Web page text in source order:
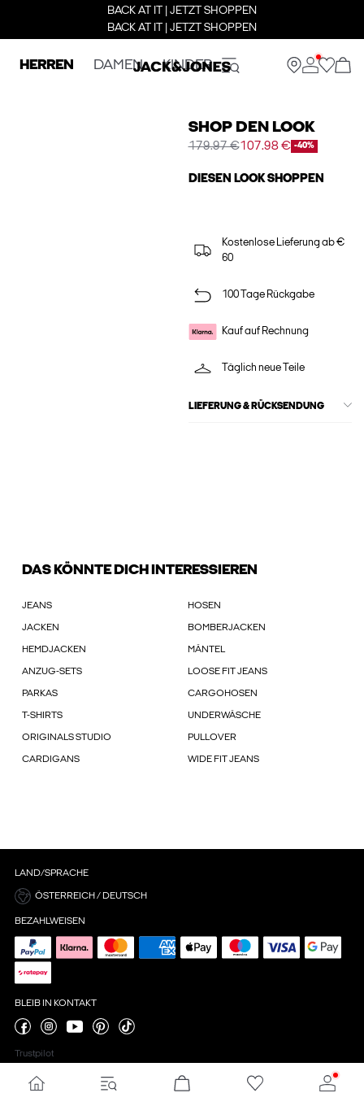
BACK AT IT | JETZT SHOPPEN
BACK AT IT | JETZT SHOPPEN
HERREN DAMEN KINDER
SHOP DEN LOOK
179.97 €107.98 € -40%
DIESEN LOOK SHOPPEN
Kostenlose Lieferung ab €
60
100 Tage Rückgabe
Kauf auf Rechnung
Täglich neue Teile
LIEFERUNG & RÜCKSENDUNG
DAS KÖNNTE DICH INTERESSIEREN
JEANS HOSEN
JACKEN BOMBERJACKEN
HEMDJACKEN MÄNTEL
ANZUG-SETS LOOSE FIT JEANS
PARKAS CARGOHOSEN
T-SHIRTS UNDERWÄSCHE
ORIGINALS STUDIO PULLOVER
CARDIGANS WIDE FIT JEANS
LAND/SPRACHE
ÖSTERREICH / DEUTSCH
BEZAHLWEISEN
BLEIB IN KONTAKT
Trustpilot